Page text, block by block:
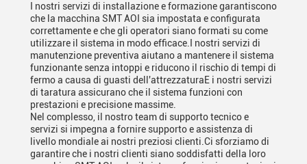
I nostri servizi di installazione e formazione garantiscono
che la macchina SMT AOI sia impostata e configurata
correttamente e che gli operatori siano formati su come
utilizzare il sistema in modo efficace.I nostri servizi di
manutenzione preventiva aiutano a mantenere il sistema
funzionante senza intoppi e riducono il rischio di tempi di
fermo a causa di guasti dell'attrezzaturaE i nostri servizi
di taratura assicurano che il sistema funzioni con
prestazioni e precisione massime.
Nel complesso, il nostro team di supporto tecnico e
servizi si impegna a fornire supporto e assistenza di
livello mondiale ai nostri preziosi clienti.Ci sforziamo di
garantire che i nostri clienti siano soddisfatti della loro